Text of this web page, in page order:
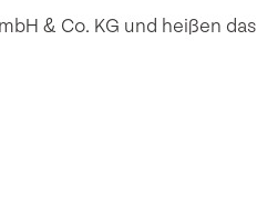
& Co. KG und heißen das